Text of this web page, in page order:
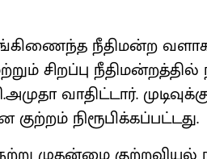
நீதிமன்ற
சிறப்பு நீதிமன்றத்தில்
வாதிட்டார்.
நிரூபிக்கப்பட்டது.